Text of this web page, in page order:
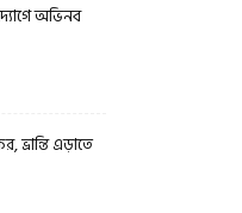
অভিনব
ভ্রান্তি এড়াতে